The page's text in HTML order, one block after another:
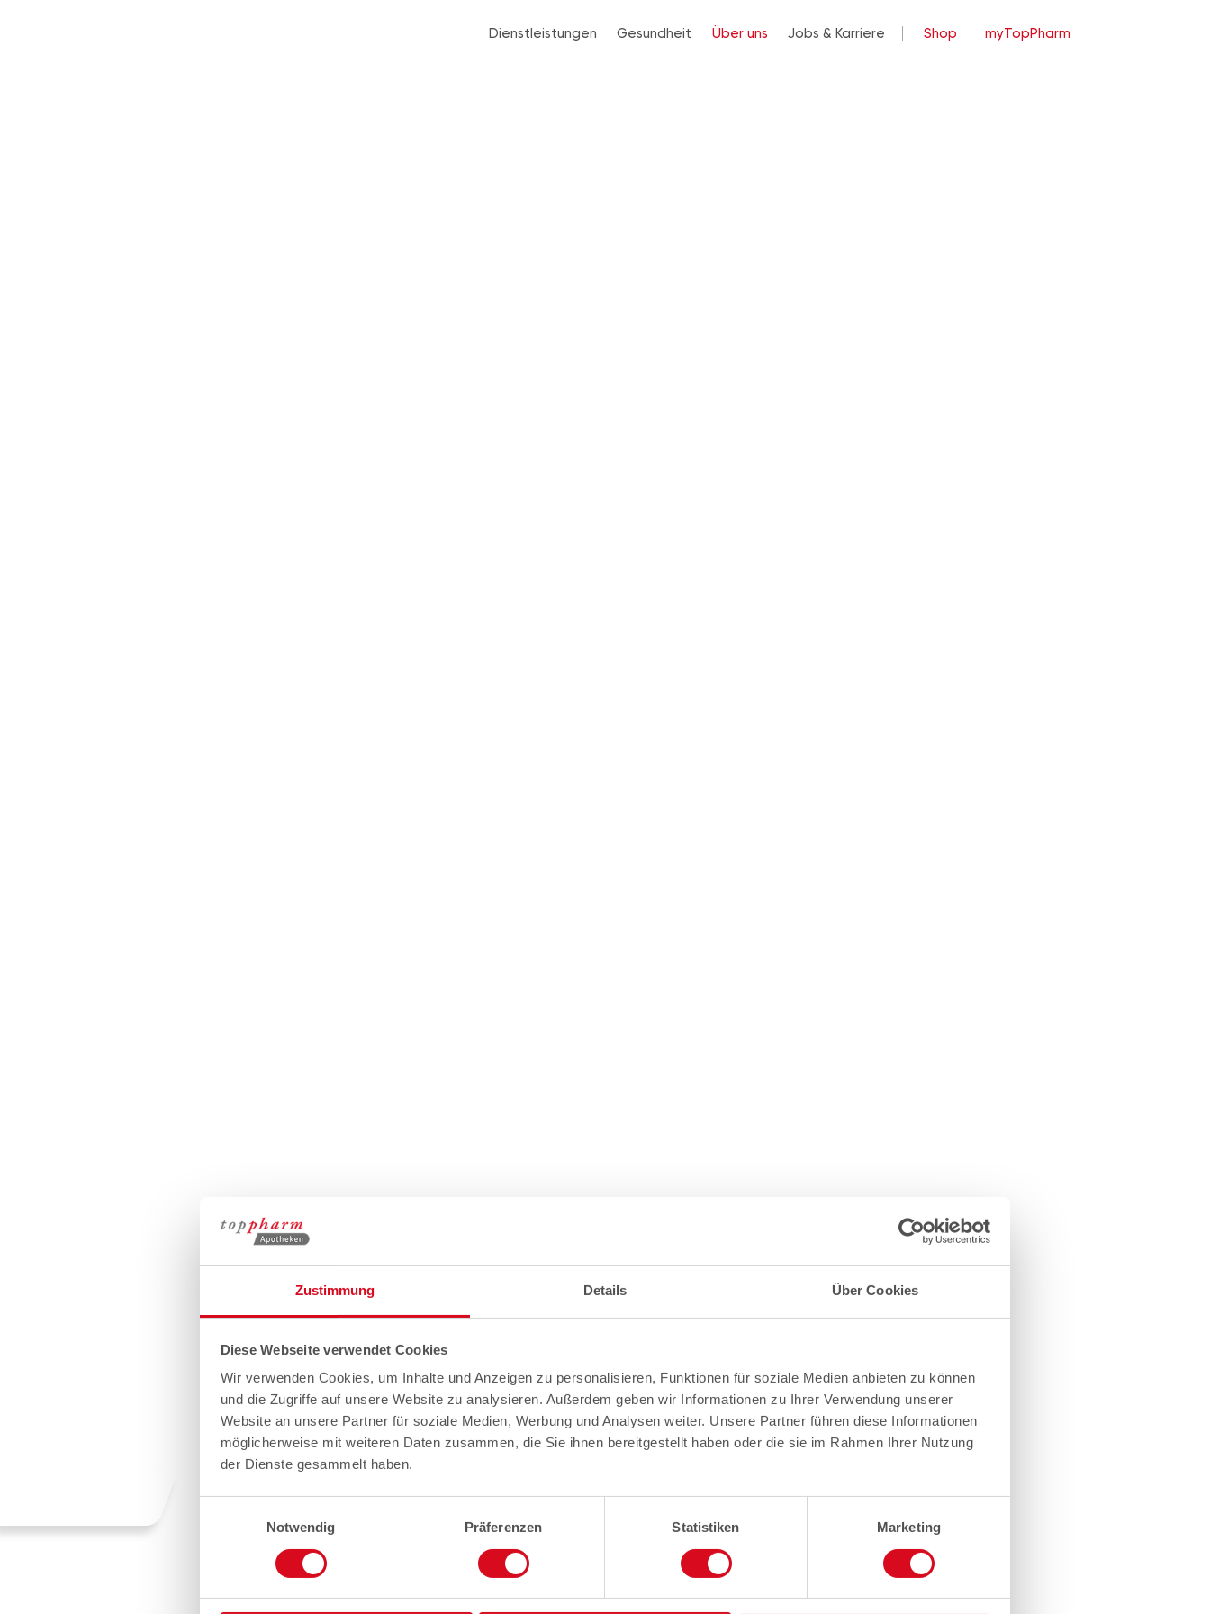
Zustimmung Details Über Cookies
Diese Webseite verwendet Cookies
Wir verwenden Cookies, um Inhalte und Anzeigen zu personalisieren, Funktionen für soziale Medien anbieten zu können
und die Zugriffe auf unsere Website zu analysieren. Außerdem geben wir Informationen zu Ihrer Verwendung unserer
Website an unsere Partner für soziale Medien, Werbung und Analysen weiter. Unsere Partner führen diese Informationen
möglicherweise mit weiteren Daten zusammen, die Sie ihnen bereitgestellt haben oder die sie im Rahmen Ihrer Nutzung
der Dienste gesammelt haben.
Notwendig
Präferenzen Statistiken Marketing
Dienstleistungen Gesundheit Über uns Jobs & Karriere Shop myTopPharm